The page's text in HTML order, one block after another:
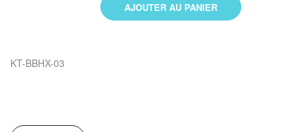
AJOUTER AU PANIER
KT-BBHX-03